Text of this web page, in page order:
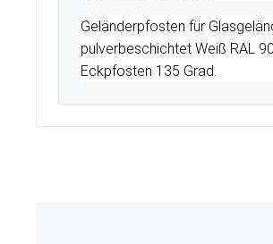
Geländerpfosten für
pulverbeschichtet Weiß RAL
Eckpfosten 135 Grad.